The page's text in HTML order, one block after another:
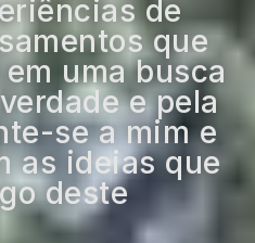
de
que
uma busca
e pela
se a mim e
as ideias que
deste